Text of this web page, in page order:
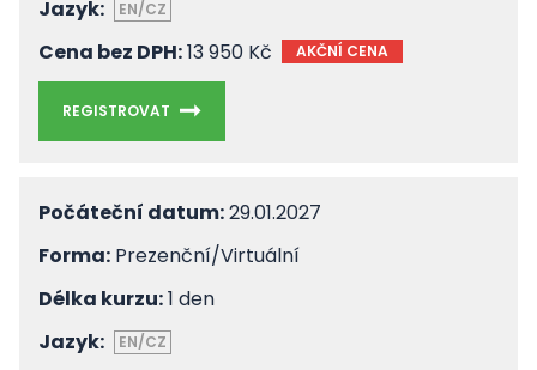
Jazyk: EN/CZ
Cena bez DPH:13 950 Kč AKČNÍ CENA
REGISTROVAT
Počáteční datum:29.01.2027
Forma: Prezenční/Virtuální
Délka kurzu:1 den
Jazyk:
EN/CZ